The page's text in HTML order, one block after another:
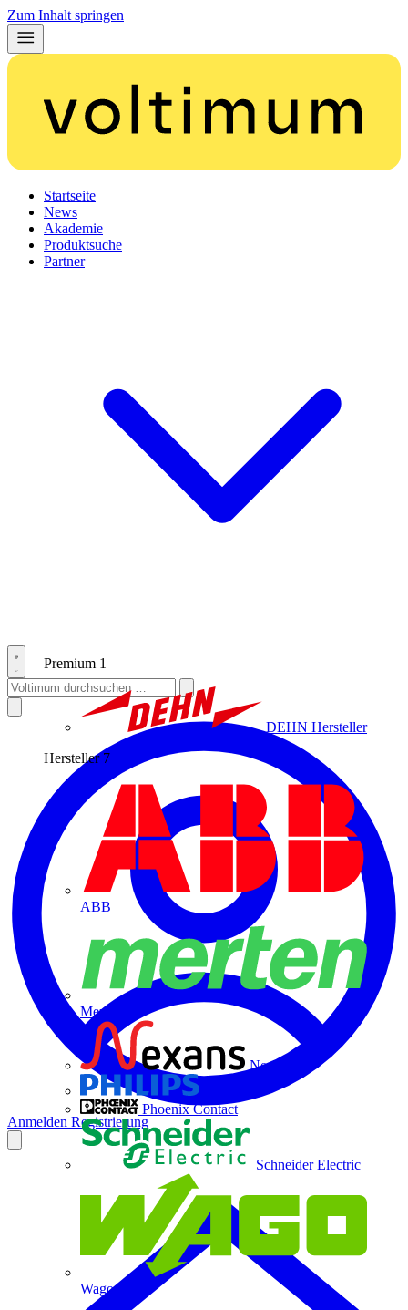
Zum Inhalt springen
Startseite
News
Akademie
Produktsuche
Partner
Premium 1
DEHN Hersteller
Hersteller 7
ABB
Merten
Nexans
Phoenix Contact
Schneider Electric
Wago
Anmelden Registrierung